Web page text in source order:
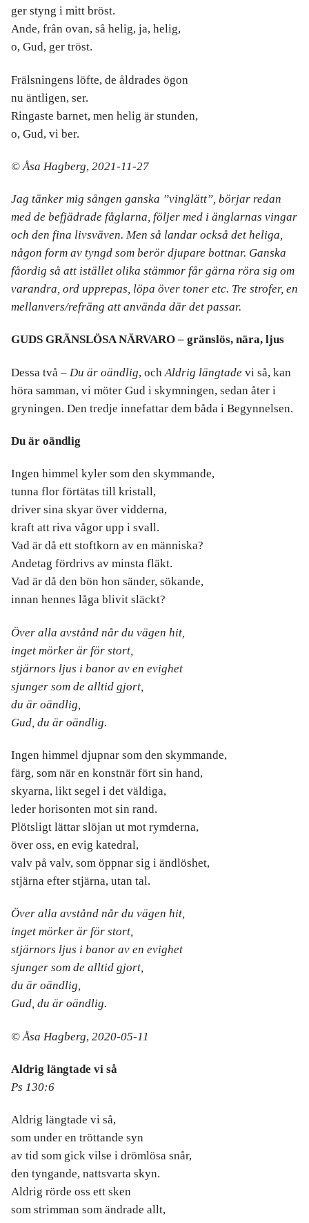
ger styng i mitt bröst.
Ande, från ovan, så helig, ja, helig,
o, Gud, ger tröst.
Frälsningens löfte, de åldrades ögon
nu äntligen, ser.
Ringaste barnet, men helig är stunden,
o, Gud, vi ber.
© Åsa Hagberg, 2021-11-27
Jag tänker mig sången ganska ”vinglätt”, börjar redan
med de befjädrade fåglarna, följer med i änglarnas vingar
och den fina livsväven. Men så landar också det heliga,
någon form av tyngd som berör djupare bottnar. Ganska
fåordig så att istället olika stämmor får gärna röra sig om
varandra, ord upprepas, löpa över toner etc. Tre strofer, en
mellanvers/refräng att använda där det passar.
GUDS GRÄNSLÖSA NÄRVARO – gränslös, nära, ljus
Dessa två – Du är oändlig, och Aldrig längtade vi så, kan
höra samman, vi möter Gud i skymningen, sedan åter i
gryningen. Den tredje innefattar dem båda i Begynnelsen.
Du är oändlig
Ingen himmel kyler som den skymmande,
tunna flor förtätas till kristall,
driver sina skyar över vidderna,
kraft att riva vågor upp i svall.
Vad är då ett stoftkorn av en människa?
Andetag fördrivs av minsta fläkt.
Vad är då den bön hon sänder, sökande,
innan hennes låga blivit släckt?
Över alla avstånd når du vägen hit,
inget mörker är för stort,
stjärnors ljus i banor av en evighet
sjunger som de alltid gjort,
du är oändlig,
Gud, du är oändlig.
Ingen himmel djupnar som den skymmande,
färg, som när en konstnär fört sin hand,
skyarna, likt segel i det väldiga,
leder horisonten mot sin rand.
Plötsligt lättar slöjan ut mot rymderna,
över oss, en evig katedral,
valv på valv, som öppnar sig i ändlöshet,
stjärna efter stjärna, utan tal.
Över alla avstånd når du vägen hit,
inget mörker är för stort,
stjärnors ljus i banor av en evighet
sjunger som de alltid gjort,
du är oändlig,
Gud, du är oändlig.
© Åsa Hagberg, 2020-05-11
Aldrig längtade vi så
Ps 130:6
Aldrig längtade vi så,
som under en tröttande syn
av tid som gick vilse i drömlösa snår,
den tyngande, nattsvarta skyn.
Aldrig rörde oss ett sken
som strimman som ändrade allt,